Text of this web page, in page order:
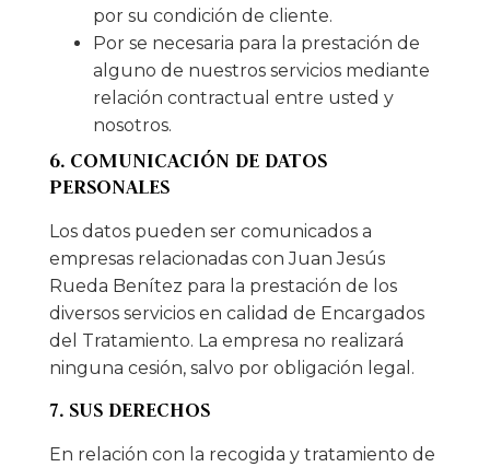
por su condición de cliente.
Por se necesaria para la prestación de
alguno de nuestros servicios mediante
relación contractual entre usted y
nosotros.
6. COMUNICACIÓN DE DATOS
PERSONALES
Los datos pueden ser comunicados a
empresas relacionadas con Juan Jesús
Rueda Benítez para la prestación de los
diversos servicios en calidad de Encargados
del Tratamiento. La empresa no realizará
ninguna cesión, salvo por obligación legal.
7. SUS DERECHOS
En relación con la recogida y tratamiento de